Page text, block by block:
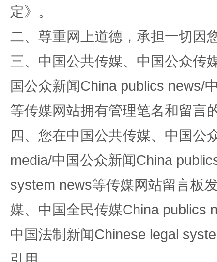
解纷+调解+退费，一次搞定
站台名比不上好声名
定》。
二、尊重网上道德，承担一切因
三、中国公共传媒、中国公众传
国公众新闻China publics news/
等传媒网站拥有管理笔名和留言
四、您在中国公共传媒、中国公
media/中国公众新闻China
system news等传媒网站留言板
媒、中国全民传媒China publics
中国法制新闻Chinese legal